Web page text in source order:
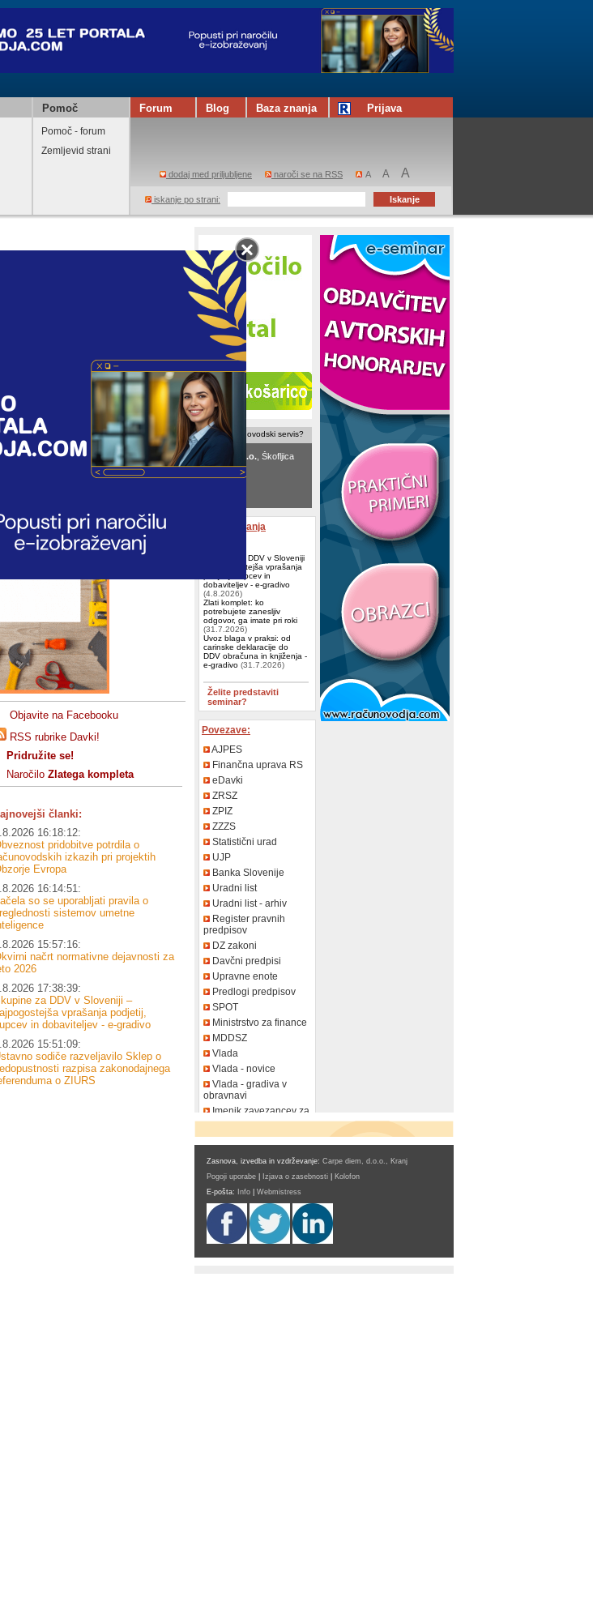
Pomoč Forum Blog Baza znanja Prijava
Pomoč - forum
Zemljevid strani
dodaj med priljubljene naroči se na RSS A A A
iskanje po strani:
zamudnih obresti
je v 2. členu Zakona o
list RS, št. 11/07 – uradno
mera Evropske centralne
velja za šestmesečno obdobje, ki se
Objavite na Facebooku
RSS rubrike Davki!
Pridružite se!
Naročilo Zlatega kompleta
članki:
16:18:12:
pridobitve potrdila o
izkazih pri projektih
Evropa
16:14:51:
so se uporabljati pravila o
sistemov umetne
15:57:16:
načrt normativne dejavnosti za
2026
17:38:39:
za DDV v Sloveniji –
vprašanja podjetij,
in dobaviteljev - e-gradivo
15:51:09:
sodiče razveljavilo Sklep o
razpisa zakonodajnega
o ZIURS
Iščete računovodski servis?
KAPRI d.o.o. , Škofljica
Izobraževanja
Skupine za DDV v Sloveniji
– najpogostejša vprašanja
podjetij, kupcev in
dobaviteljev - e-gradivo
(4.8.2026)
Zlati komplet: ko
potrebujete zanesljiv
odgovor, ga imate pri roki
(31.7.2026)
Uvoz blaga v praksi: od
carinske deklaracije do
DDV obračuna in knjiženja -
e-gradivo (31.7.2026)
Želite predstaviti
seminar?
Povezave:
AJPES
Finančna uprava RS
eDavki
ZRSZ
ZPIZ
ZZZS
Statistični urad
UJP
Banka Slovenije
Uradni list
Uradni list - arhiv
Register pravnih
predpisov
DZ zakoni
Davčni predpisi
Upravne enote
Predlogi predpisov
SPOT
Ministrstvo za finance
MDDSZ
Vlada
Vlada - novice
Vlada - gradiva v
obravnavi
Imenik zavezancev za
DDV
Zasnova, izvedba in vzdrževanje: Carpe diem, d.o.o., Kranj
Pogoji uporabe
Izjava o zasebnosti
Kolofon
E-pošta:
Info Webmistress